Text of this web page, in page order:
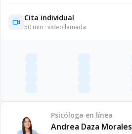
Cita individual
50 min · videollamada
Psicóloga en línea
Andrea Daza Morales